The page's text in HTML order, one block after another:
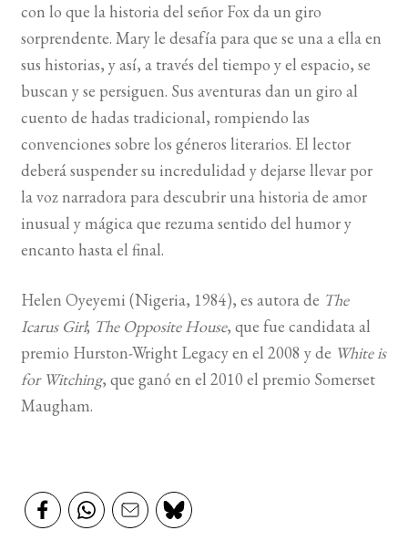
con lo que la historia del señor Fox da un giro
sorprendente. Mary le desafía para que se una a ella en
sus historias, y así, a través del tiempo y el espacio, se
buscan y se persiguen. Sus aventuras dan un giro al
cuento de hadas tradicional, rompiendo las
convenciones sobre los géneros literarios. El lector
deberá suspender su incredulidad y dejarse llevar por
la voz narradora para descubrir una historia de amor
inusual y mágica que rezuma sentido del humor y
encanto hasta el final.
Helen Oyeyemi (Nigeria, 1984), es autora de The
Icarus Girl; The Opposite House, que fue candidata al
premio Hurston-Wright Legacy en el 2008 y de White is
for Witching, que ganó en el 2010 el premio Somerset
Maugham.